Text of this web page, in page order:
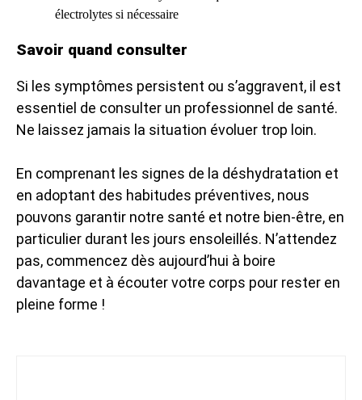
électrolytes si nécessaire
Savoir quand consulter
Si les symptômes persistent ou s’aggravent, il est
essentiel de consulter un professionnel de santé.
Ne laissez jamais la situation évoluer trop loin.
En comprenant les signes de la déshydratation et
en adoptant des habitudes préventives, nous
pouvons garantir notre santé et notre bien-être, en
particulier durant les jours ensoleillés. N’attendez
pas, commencez dès aujourd’hui à boire
davantage et à écouter votre corps pour rester en
pleine forme !